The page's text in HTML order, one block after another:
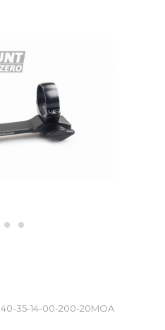
40-35-14-00-200-20MOA